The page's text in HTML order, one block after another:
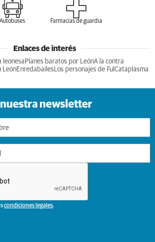
Autobuses Farmacias de guardia
Enlaces de interés
leonesa Planes baratos por LeónA la contra
LeónEnredabailesLos personajes de Ful Cataplasma
newsletter
condiciones legales.